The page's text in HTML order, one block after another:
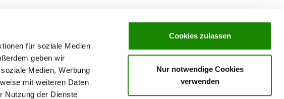
für soziale Medien
geben wir
Medien, Werbung
mit weiteren Daten
Nutzung der Dienste
Cookies zulassen
Nur notwendige Cookies
verwenden
Service
Become a member
Paymentsystem